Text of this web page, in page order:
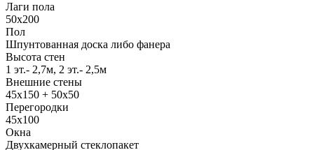
Лаги пола
50x200
Пол
Шпунтованная доска либо фанера
Высота стен
1 эт.- 2,7м, 2 эт.- 2,5м
Внешние стены
45х150 + 50х50
Перегородки
45х100
Окна
Двухкамерный стеклопакет